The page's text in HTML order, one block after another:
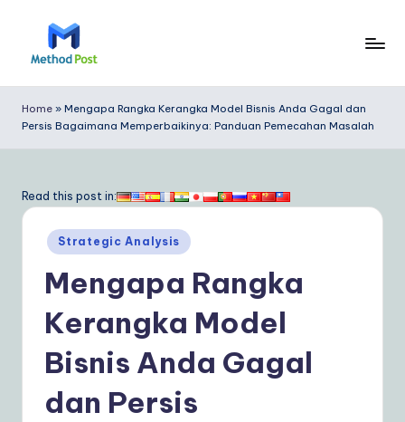
e
t
o
In
Home » Mengapa Rangka Kerangka Model Bisnis Anda Gagal dan
Persis Bagaimana Memperbaikinya: Panduan Pemecahan Masalah
Read this post in:
Posted
in
Strategic Analysis
Mengapa Rangka
Kerangka Model
Bisnis Anda Gagal
dan Persis